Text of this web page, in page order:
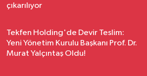
çıkarılıyor
Tekfen Holding'de Devir Teslim:
Yeni Yönetim Kurulu Başkanı Prof. Dr.
Murat Yalçıntaş Oldu!